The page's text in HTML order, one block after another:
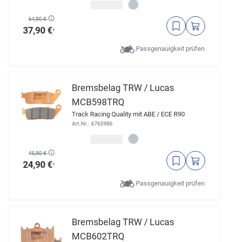
64,90 €
37,90 €¹
Passgenauigkeit prüfen
Bremsbelag TRW / Lucas
MCB598TRQ
Track Racing Quality mit ABE / ECE R90
Art.Nr.: 6765986
45,90 €
24,90 €¹
Passgenauigkeit prüfen
Bremsbelag TRW / Lucas
MCB602TRQ